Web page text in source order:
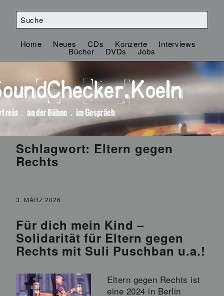
Home Neues CDs Konzerte Interviews
Bücher DVDs Jobs
Schlagwort: Eltern gegen
Rechts
3. MÄRZ 2026
Für dich mein Kind –
Solidarität für Eltern gegen
Rechts mit Suli Puschban u.a.!
Eltern gegen Rechts ist
eine 2024 in Berlin